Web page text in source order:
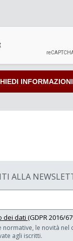
ALLA
dei dati (GDPR 2016/
normative, le novità nel
agli iscritti.